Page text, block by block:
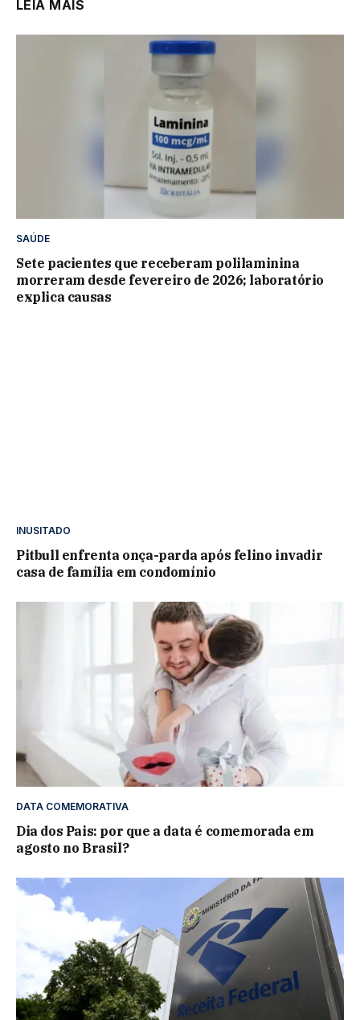
LEIA MAIS
SAÚDE
Sete pacientes que receberam polilaminina
morreram desde fevereiro de 2026; laboratório
explica causas
INUSITADO
Pitbull enfrenta onça-parda após felino invadir
casa de família em condomínio
DATA COMEMORATIVA
Dia dos Pais: por que a data é comemorada em
agosto no Brasil?